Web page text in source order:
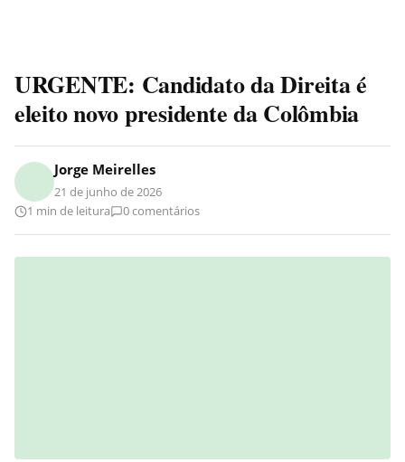
URGENTE: Candidato da Direita é
eleito novo presidente da Colômbia
Jorge Meirelles
21 de junho de 2026
1 min de leitura
0 comentários